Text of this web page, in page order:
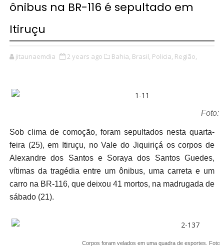
ônibus na BR-116 é sepultado em
Itiruçu
jitaunaemdia 2 years ago Bahia, Brasil, Policia, Região,
Foto:
Sob clima de comoção, foram sepultados nesta quarta-
feira (25), em Itiruçu, no Vale do Jiquiriçá os corpos de
Alexandre dos Santos e Soraya dos Santos Guedes,
vítimas da tragédia entre um ônibus, uma carreta e um
carro na BR-116, que deixou 41 mortos, na madrugada de
sábado (21).
Corpos foram velados em uma quadra de esportes. Foto: